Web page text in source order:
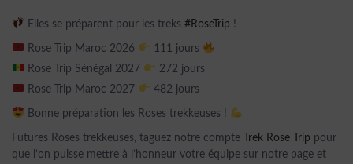
Elles se préparent pour les treks #RoseTrip !
Rose Trip Maroc 2026
111 jours
Rose Trip Sénégal 2027
272 jours
Rose Trip Maroc 2027
482 jours
Bonne préparation les Roses trekkeuses !
Futures Roses trekkeuses, taguez notre compte Trek Rose Trip pour
que l’on puisse mettre à l’honneur votre équipe sur notre page et